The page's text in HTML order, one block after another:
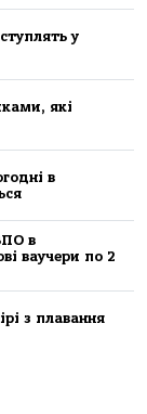
у
які
в
в
ваучери по 2
з плавання